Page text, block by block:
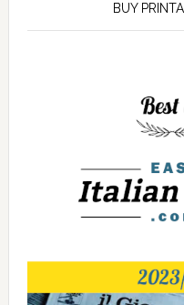
BUY